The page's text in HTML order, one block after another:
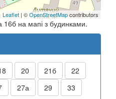
Leaflet | ©OpenStreetMapcontributors
16б на мапі з будинками.
20 21б
22
27а 29 33